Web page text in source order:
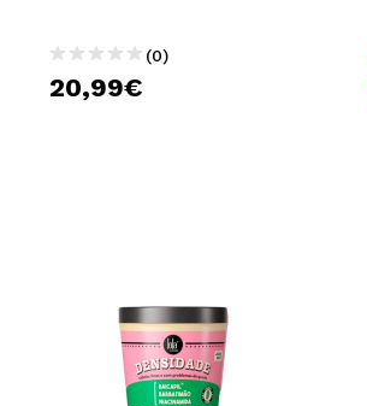
(0)
20,99€